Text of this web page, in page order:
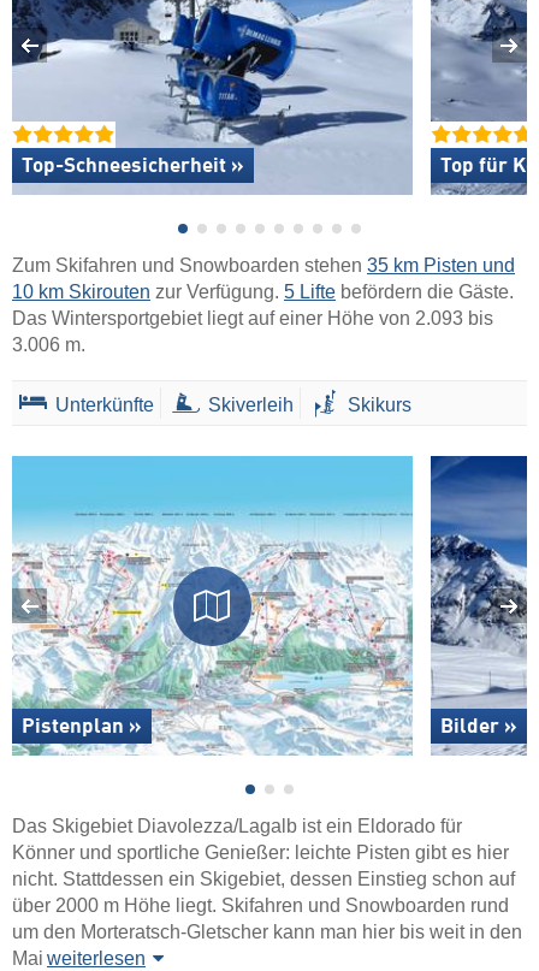
Top-Schneesicherheit » Top für
Zum Skifahren und Snowboarden stehen 35 km Pisten und
10 km Skirouten zur Verfügung. 5 Lifte befördern die Gäste.
Das Wintersportgebiet liegt auf einer Höhe von 2.093 bis
3.006 m.
Unterkünfte Skiverleih Skikurs
Pistenplan » Bilder »
Das Skigebiet Diavolezza/Lagalb ist ein Eldorado für
Könner und sportliche Genießer: leichte Pisten gibt es hier
nicht. Stattdessen ein Skigebiet, dessen Einstieg schon auf
über 2000 m Höhe liegt. Skifahren und Snowboarden rund
um den Morteratsch-Gletscher kann man hier bis weit in den
Mai weiterlesen